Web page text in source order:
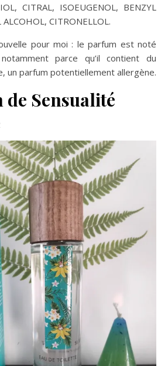
CITRAL, ISOEUGENOL, BENZYL
CITRONELLOL.
pour moi : le parfum est noté
parce qu’il contient du
un parfum potentiellement allergène.
Sensualité